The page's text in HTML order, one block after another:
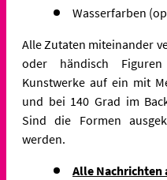
Wasserfarben
Alle Zutaten miteinander
oder händisch
Kunstwerke auf ein mit
und bei 140 Grad im
Sind die Formen
werden.
Alle Nachrichten